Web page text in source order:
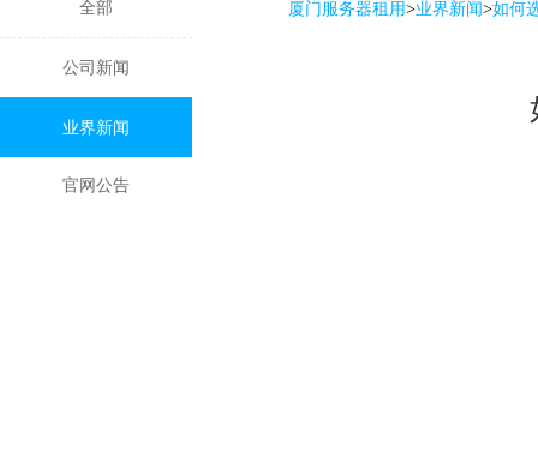
全部
公司新闻
业界新闻
官网公告
厦门服务器租用>业界新闻>如何